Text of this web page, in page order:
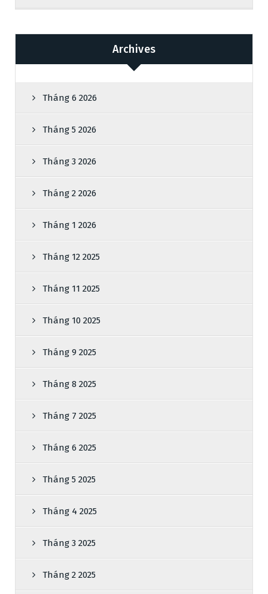
Archives
Tháng 6 2026
Tháng 5 2026
Tháng 3 2026
Tháng 2 2026
Tháng 1 2026
Tháng 12 2025
Tháng 11 2025
Tháng 10 2025
Tháng 9 2025
Tháng 8 2025
Tháng 7 2025
Tháng 6 2025
Tháng 5 2025
Tháng 4 2025
Tháng 3 2025
Tháng 2 2025